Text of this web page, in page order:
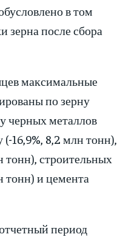
в том
зерна после сбора
максимальные
по зерну
черных металлов
(-16,9%, 8,2 млн тонн),
тонн), строительных
тонн) и цемента
период